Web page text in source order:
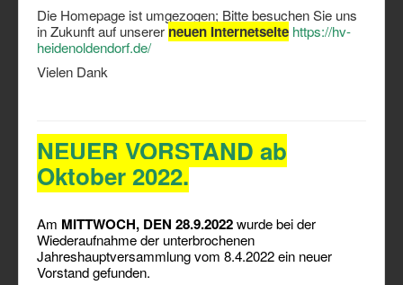
Die Homepage ist umgezogen; Bitte besuchen Sie uns
in Zukunft auf unserer neuen Internetseite https://hv-
heidenoldendorf.de/
Vielen Dank
NEUER VORSTAND ab
Oktober 2022.
Am MITTWOCH, DEN 28.9.2022wurde bei der
Wiederaufnahme der unterbrochenen
Jahreshauptversammlung vom 8.4.2022 ein neuer
Vorstand gefunden.